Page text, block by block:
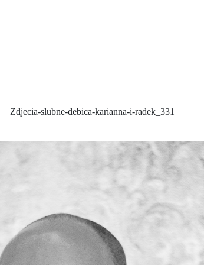
Zdjecia-slubne-debica-karianna-i-radek_331